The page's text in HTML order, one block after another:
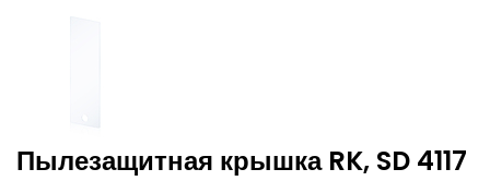
Пылезащитная крышка RK, SD 4117